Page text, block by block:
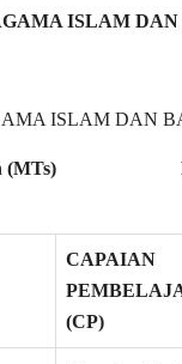
ISLAM DAN
ISLAM DAN
CAPAIAN
(CP)